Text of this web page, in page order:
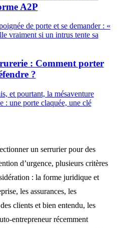
A2P
de porte et se demander : «
vraiment si un intrus tente sa
: Comment porter
?
et pourtant, la mésaventure
: une porte claquée, une clé
un serrurier pour des
d’urgence, plusieurs critères
: la forme juridique et
les assurances, les
clients et bien entendu, les
entrepreneur récemment